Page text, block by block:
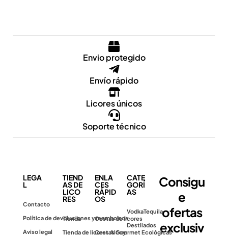
Envio protegido
Envío rápido
Licores únicos
Soporte técnico
LEGA
L
Contacto
Política de devoluciones y reembolsos
Aviso legal
TIEND
AS DE
LICO
RES
Tienda
Tienda de licores Alcoy
ENLA
CES
RÁPID
OS
Cestas de licores
Cestas Gourmet Ecológicas
CATE
GORÍ
AS
VodkaTequila
Destilados
Consigu
e
ofertas
exclusiv